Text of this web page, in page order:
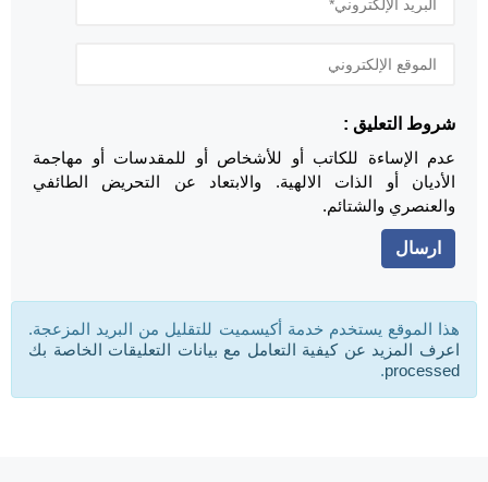
شروط التعليق :
عدم الإساءة للكاتب أو للأشخاص أو للمقدسات أو مهاجمة
الأديان أو الذات الالهية. والابتعاد عن التحريض الطائفي
والعنصري والشتائم.
هذا الموقع يستخدم خدمة أكيسميت للتقليل من البريد المزعجة.
اعرف المزيد عن كيفية التعامل مع بيانات التعليقات الخاصة بك
processed
.